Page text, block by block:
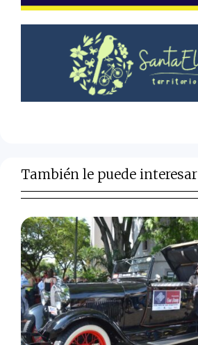
También le puede interesar